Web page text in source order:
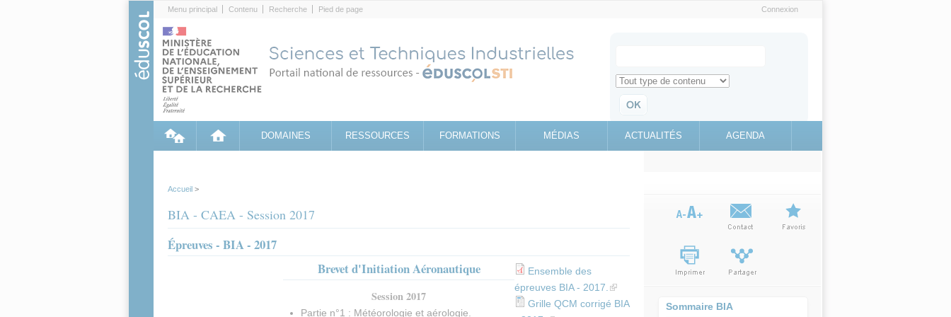
Menu principal Contenu Recherche Pied de page Connexion
Search for
Retrouvez toute l'information sur le site education.gouv.fr
DOMAINES RESSOURCES FORMATIONS MÉDIAS ACTUALITÉS AGENDA
Accueil >
BIA - CAEA - Session 2017
Épreuves - BIA - 2017
Brevet d'Initiation Aéronautique
Session 2017
Partie n°1 : Météorologie et aérologie.
Ensemble des
épreuves BIA - 2017. (link is external)
Grille QCM corrigé BIA
Sommaire BIA